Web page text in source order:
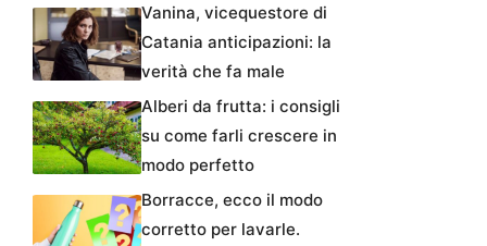
Vanina, vicequestore di
Catania anticipazioni: la
verità che fa male
Alberi da frutta: i consigli
su come farli crescere in
modo perfetto
Borracce, ecco il modo
corretto per lavarle.